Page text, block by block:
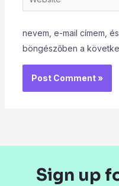
nevem, e-mail címem,
böngészőben a
Sign up